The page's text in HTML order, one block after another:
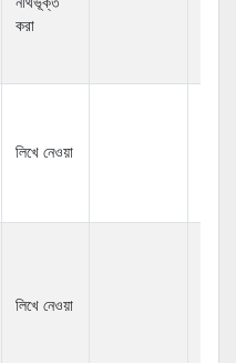
করা
লিখে নেওয়া
লিখে নেওয়া